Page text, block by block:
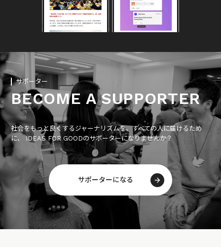
サポーター
BECOME A SUPPORTER
社会をもっと良くするジャーナリズムを、すべての人に届けるため
に、 IDEAS FOR GOODのサポーターになりませんか？
サポーターになる